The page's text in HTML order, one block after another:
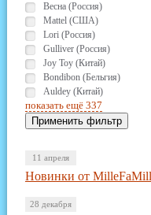
Весна (Россия)
Mattel (США)
Lori (Россия)
Gulliver (Россия)
Joy Toy (Китай)
Bondibon (Бельгия)
Auldey (Китай)
показать ещё 337
11 апреля
Новинки от
28 декабря